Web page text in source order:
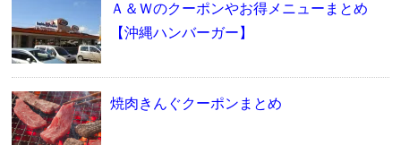
Ａ＆Ｗのクーポンやお得メニューまとめ
【沖縄ハンバーガー】
焼肉きんぐクーポンまとめ